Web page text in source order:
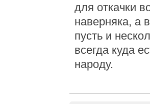
для откачки
наверняка, а
пусть и
всегда куда
народу.